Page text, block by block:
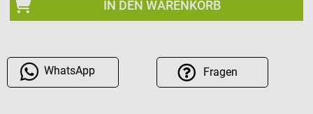
IN DEN WARENKORB
WhatsApp Fragen